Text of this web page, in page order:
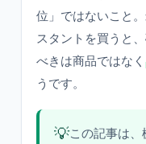
位」ではないこと
スタントを買うと
べきは商品ではなく
うです。
💡この記事は